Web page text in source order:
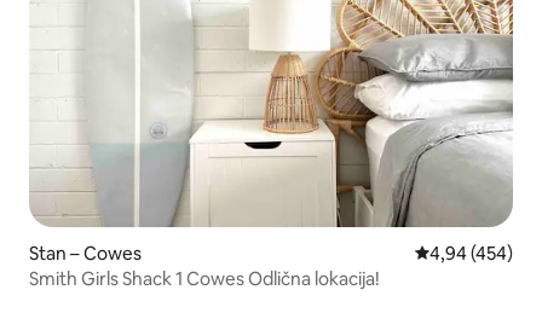
Stan – Cowes Prosječna
4,94 (454)
Smith Girls Shack 1 Cowes Odlična lokacija!